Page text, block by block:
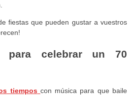
fiestas que pueden gustar a vuestros
para celebrar un 70
tiempos con música para que baile